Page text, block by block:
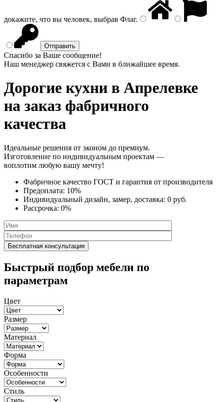
докажите, что вы человек, выбрав Флаг.
Спасибо за Ваше сообщение!
Наш менеджер свяжется с Вами в ближайшее время.
Дорогие кухни в Апрелевке
на заказ фабричного
качества
Идеальные решения от эконом до премиум.
Изготовление по индивидуальным проектам —
воплотим любую вашу мечту!
Фабричное качество ГОСТ и гарантия от производителя
Предоплата: 10%
Индивидуальный дизайн, замер, доставка: 0 руб.
Рассрочка: 0%
Быстрый подбор мебели по
параметрам
Цвет
Размер
Материал
Форма
Особенности
Стиль